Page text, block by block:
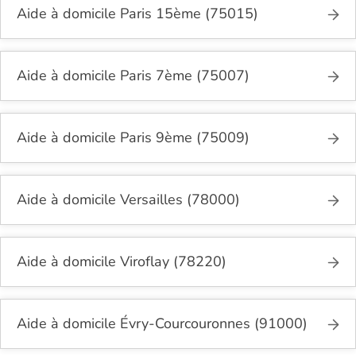
Aide à domicile Paris 15ème (75015)
Aide à domicile Paris 7ème (75007)
Aide à domicile Paris 9ème (75009)
Aide à domicile Versailles (78000)
Aide à domicile Viroflay (78220)
Aide à domicile Évry-Courcouronnes (91000)